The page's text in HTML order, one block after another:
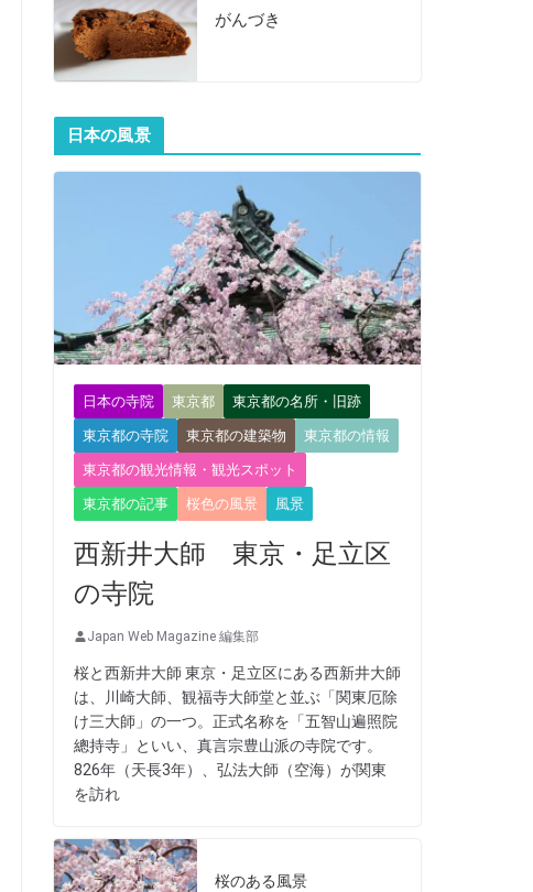
がんづき
日本の風景
日本の寺院 東京都 東京都の名所・旧跡
東京都の寺院 東京都の建築物 東京都の情報
東京都の観光情報・観光スポット
東京都の記事 桜色の風景 風景
西新井大師 東京・足立区
の寺院
Japan Web Magazine 編集部
桜と西新井大師 東京・足立区にある西新井大師
は、川崎大師、観福寺大師堂と並ぶ「関東厄除
け三大師」の一つ。正式名称を「五智山遍照院
總持寺」といい、真言宗豊山派の寺院です。
826年（天長3年）、弘法大師（空海）が関東
を訪れ
桜のある風景